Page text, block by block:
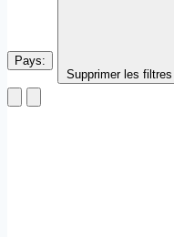
Pays:
Supprimer les filtres